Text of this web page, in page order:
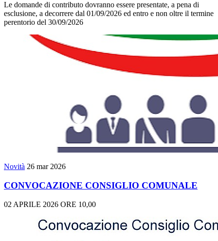
Le domande di contributo dovranno essere presentate, a pena di
esclusione, a decorrere dal 01/09/2026 ed entro e non oltre il termine
perentorio del 30/09/2026
Novità 26 mar 2026
CONVOCAZIONE CONSIGLIO COMUNALE
02 APRILE 2026 ORE 10,00